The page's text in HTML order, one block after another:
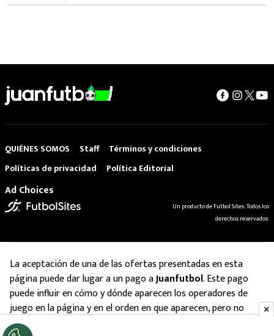
QUIÉNES SOMOS Staff
Términos y condiciones
Políticas de privacidad
Política Editorial
Ad Choices
Un producto de Futbol Sites. Todos los
derechos reservados.
La aceptación de una de las ofertas presentadas en esta
página puede dar lugar a un pago aJuanfutbol. Este pago
puede influir en cómo y dónde aparecen los operadores de
juego en la página y en el orden en que aparecen, pero no
influye en nuestras evaluaciones.